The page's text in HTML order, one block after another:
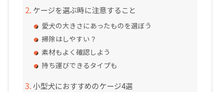
ケージを選ぶ時に注意すること
愛犬の大きさにあったものを選ぼう
掃除はしやすい？
素材もよく確認しよう
持ち運びできるタイプも
小型犬におすすめのケージ4選